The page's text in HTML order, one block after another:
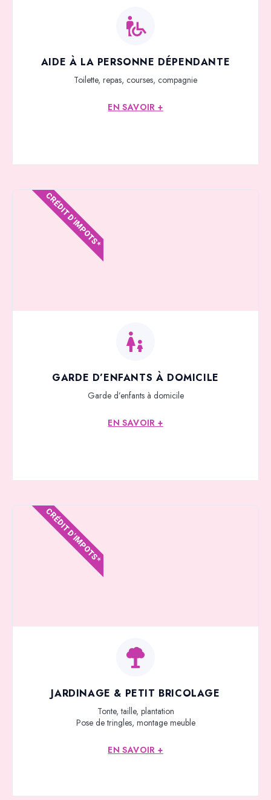
AIDE À LA PERSONNE DÉPENDANTE
Toilette, repas, courses, compagnie
EN SAVOIR +
GARDE D’ENFANTS À DOMICILE
Garde d’enfants à domicile
EN SAVOIR +
CRÉDIT D'IMPOTS*
JARDINAGE & PETIT BRICOLAGE
Tonte, taille, plantation
Pose de tringles, montage meuble
EN SAVOIR +
CRÉDIT D'IMPOTS*